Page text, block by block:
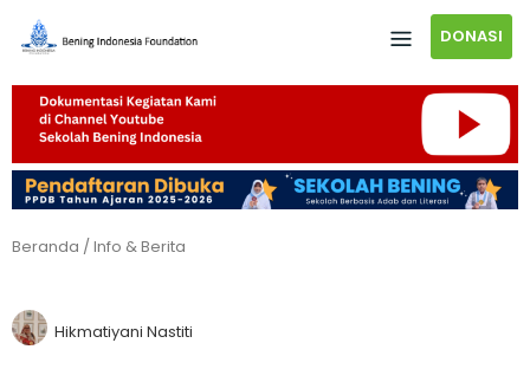
DONASI
Beranda /Info & Berita
Hikmatiyani Nastiti